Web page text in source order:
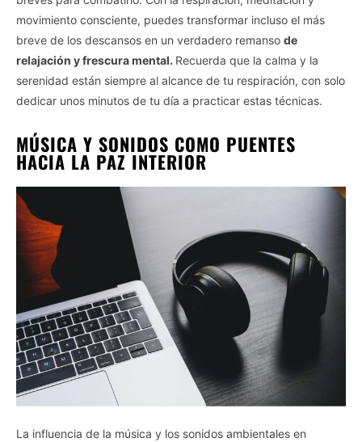
movimiento consciente, puedes transformar incluso el más
breve de los descansos en un verdadero remanso de
relajación y frescura mental. Recuerda que la calma y la
serenidad están siempre al alcance de tu respiración, con solo
dedicar unos minutos de tu día a practicar estas técnicas.
MÚSICA Y SONIDOS COMO PUENTES
HACIA LA PAZ INTERIOR
La influencia de la música y los sonidos ambientales en